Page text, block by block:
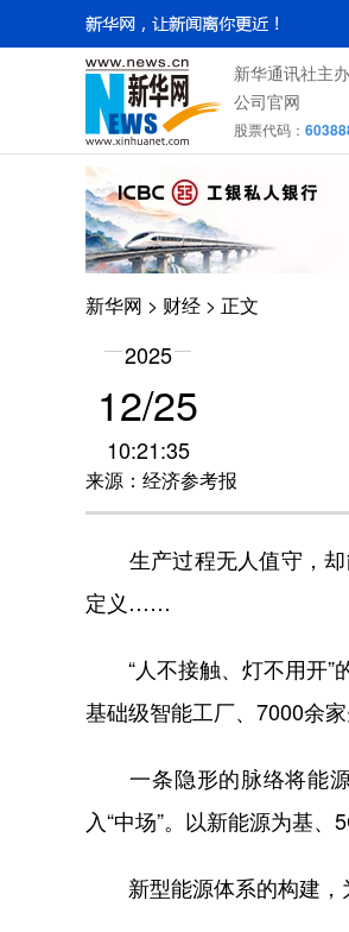
新华通讯社主办
公司官网
股票代码：
新华网 > 财经 > 正文
2025
12/25
10:21:35
来源：经济参考报
生产过程无人值守，却
定义……
“人不接触、灯不用开”的
基础级智能工厂、7000余
一条隐形的脉络将能源
入“中场”。以新能源为基
新型能源体系的构建，